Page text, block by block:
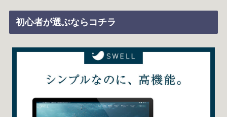
初心者が選ぶならコチラ